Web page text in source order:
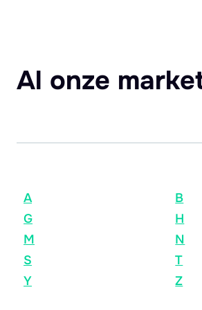
Al onze
A B
G
H
M
N
S
T
Y
Z